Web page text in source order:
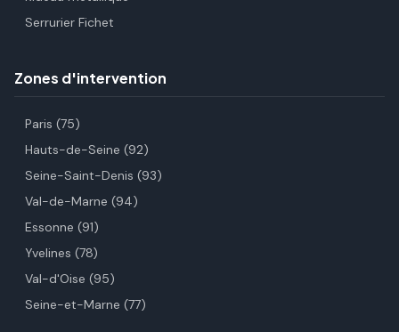
Serrurier Fichet
Zones d'intervention
Paris (75)
Hauts-de-Seine (92)
Seine-Saint-Denis (93)
Val-de-Marne (94)
Essonne (91)
Yvelines (78)
Val-d'Oise (95)
Seine-et-Marne (77)